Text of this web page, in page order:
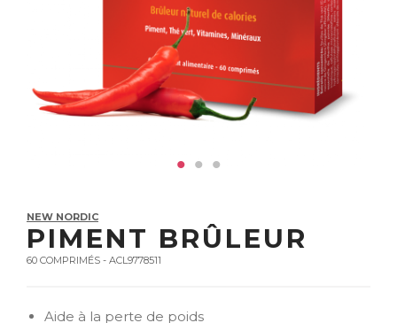
NEW NORDIC
PIMENT BRÛLEUR
60 COMPRIMÉS - ACL9778511
Aide à la perte de poids